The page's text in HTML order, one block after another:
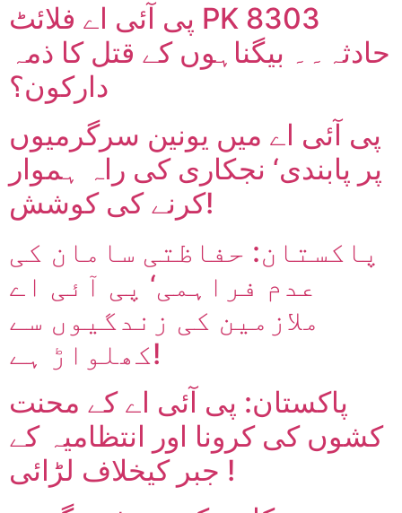
پی آئی اے فلائٹ PK 8303
حادثہ۔۔ بیگناہوں کے قتل کا ذمہ
دارکون؟
پی آئی اے میں یونین سرگرمیوں
پر پابندی‘ نجکاری کی راہ ہموار
کرنے کی کوشش!
پاکستان: حفاظتی سامان کی
عدم فراہمی‘ پی آئی اے
ملازمین کی زندگیوں سے
کھلواڑ ہے!
پاکستان: پی آئی اے کے محنت
کشوں کی کرونا اور انتظامیہ کے
جبر کیخلاف لڑائی !